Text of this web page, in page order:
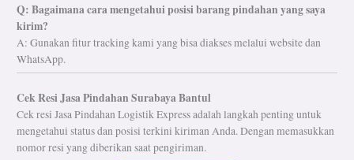
Q: Bagaimana cara mengetahui posisi barang pindahan yang saya
kirim?
A: Gunakan fitur tracking kami yang bisa diakses melalui website dan
WhatsApp.
Cek Resi Jasa Pindahan Surabaya Bantul
Cek resi Jasa Pindahan Logistik Express adalah langkah penting untuk
mengetahui status dan posisi terkini kiriman Anda. Dengan memasukkan
nomor resi yang diberikan saat pengiriman.